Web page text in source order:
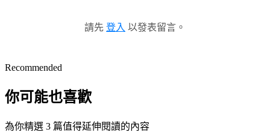
請先 登入 以發表留言。
Recommended
你可能也喜歡
為你精選 3 篇值得延伸閱讀的內容